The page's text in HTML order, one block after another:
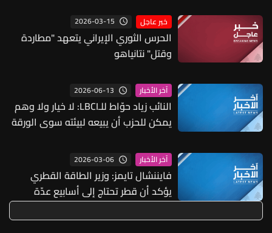
خبر عاجل 2026-03-15
الحرس الثوري الإيراني يتعهد "مطاردة
وقتل" نتانياهو
آخر الأخبار 2026-06-13
النائب زياد حوّاط للـLBCI: لا خيار ولا وهم
يمكن للحزب أن يبيعه لبيئته سوى الورقة
آخر الأخبار 2026-03-06
فايننشال تايمز: وزير الطاقة القطري
يؤكد أن قطر تحتاج إلى أسابيع عدّة
للعودة إلى دورة التوريد الطبيعية حتى لو
انتهت الحرب فوراً